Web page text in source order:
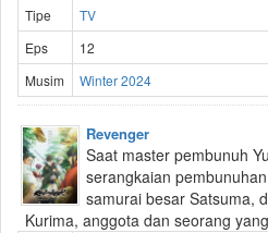
Tipe
TV
Eps
12
Musim
Winter 2024
Revenger
Saat master pembunuh
serangkaian
samurai besar Satsuma,
Kurima, anggota dan seorang